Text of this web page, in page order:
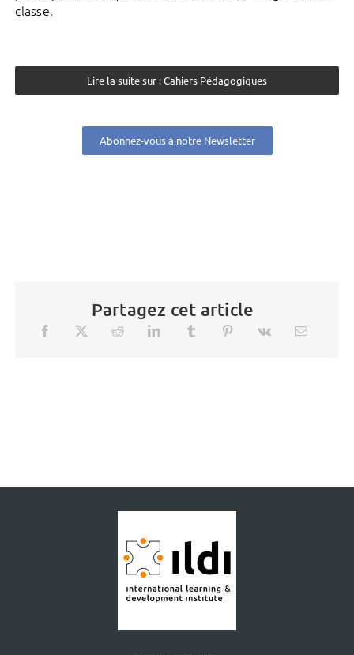
classe.
Lire la suite sur : Cahiers Pédagogiques
Abonnez-vous à notre Newsletter
Partagez cet article